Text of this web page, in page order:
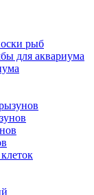
рыб
для аквариума